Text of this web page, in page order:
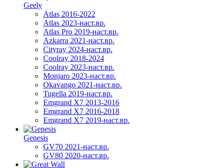
Geely
Atlas 2016-2022
Atlas 2023-наст.вр.
Atlas Pro 2019-наст.вр.
Azkarra 2021-наст.вр.
Cityray 2024-наст.вр.
Coolray 2018-2024
Coolray 2023-наст.вр.
Monjaro 2023-наст.вр.
Okavango 2021-наст.вр.
Tugella 2019-наст.вр.
Emgrand Х7 2013-2016
Emgrand X7 2016-2018
Emgrand X7 2019-наст.вр.
Genesis
GV70 2021-наст.вр.
GV80 2020-наст.вр.